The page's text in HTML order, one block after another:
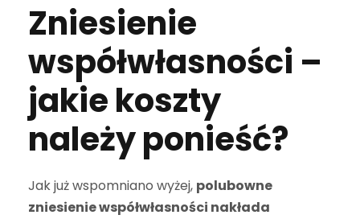
Zniesienie
współwłasności –
jakie koszty
należy ponieść?
Jak już wspomniano wyżej, polubowne
zniesienie współwłasności nakłada